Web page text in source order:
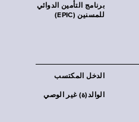
برنامج التأمين الدوائي
للمسنين (EPIC)
الدخل المكتسب
الوالد(ة) غير الوصي